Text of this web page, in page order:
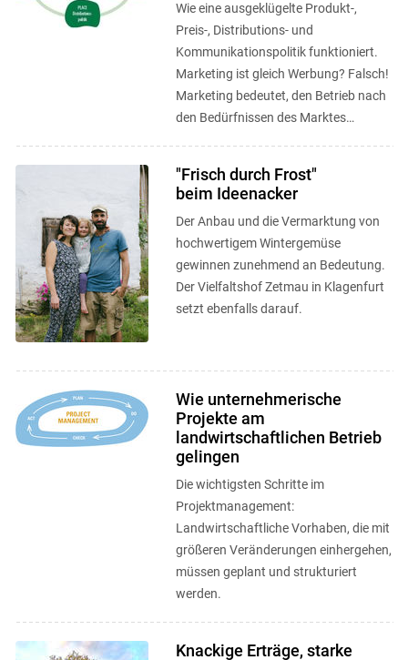
Wie eine ausgeklügelte Produkt-,
Preis-, Distributions- und
Kommunikationspolitik funktioniert.
Marketing ist gleich Werbung? Falsch!
Marketing bedeutet, den Betrieb nach
den Bedürfnissen des Marktes
"Frisch durch Frost"
beim Ideenacker
Der Anbau und die Vermarktung von
hochwertigem Wintergemüse
gewinnen zunehmend an Bedeutung.
Der Vielfaltshof Zetmau in Klagenfurt
setzt ebenfalls darauf.
Wie unternehmerische
Projekte am
landwirtschaftlichen Betrieb
gelingen
Die wichtigsten Schritte im
Projektmanagement:
Landwirtschaftliche Vorhaben, die mit
größeren Veränderungen einhergehen,
müssen geplant und strukturiert
werden.
Knackige Erträge, starke